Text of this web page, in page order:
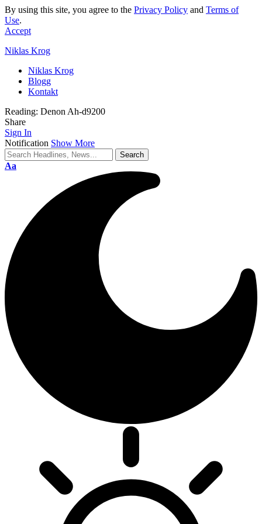
By using this site, you agree to the Privacy Policy and Terms of
Use.
Accept
Niklas Krog
Niklas Krog
Blogg
Kontakt
Reading: Denon Ah-d9200
Share
Sign In
Notification Show More
Font
Aa